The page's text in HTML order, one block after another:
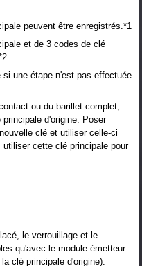
peuvent être enregistrés.*1
et de 3 codes de clé
si une étape n'est pas effectuée
ou du barillet complet,
d'origine. Poser
clé et utiliser celle-ci
cette clé principale pour
le verrouillage et le
qu'avec le module émetteur
clé principale d'origine).